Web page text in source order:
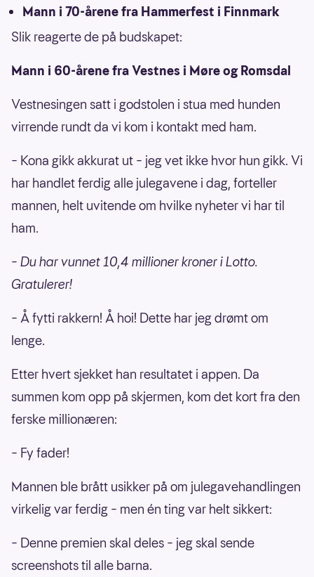
Mann i 70-årene fra Hammerfest i Finnmark
Slik reagerte de på budskapet:
Mann i 60-årene fra Vestnes i Møre og Romsdal
Vestnesingen satt i godstolen i stua med hunden
virrende rundt da vi kom i kontakt med ham.
– Kona gikk akkurat ut – jeg vet ikke hvor hun gikk. Vi
har handlet ferdig alle julegavene i dag, forteller
mannen, helt uvitende om hvilke nyheter vi har til
ham.
– Du har vunnet 10,4 millioner kroner i Lotto.
Gratulerer!
– Å fytti rakkern! Å hoi! Dette har jeg drømt om
lenge.
Etter hvert sjekket han resultatet i appen. Da
summen kom opp på skjermen, kom det kort fra den
ferske millionæren:
– Fy fader!
Mannen ble brått usikker på om julegavehandlingen
virkelig var ferdig – men én ting var helt sikkert:
– Denne premien skal deles – jeg skal sende
screenshots til alle barna.